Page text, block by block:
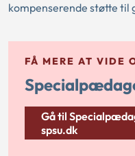
kompenserende støtte til
FÅ MERE AT VIDE
Gå til
spsu.dk